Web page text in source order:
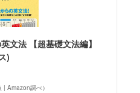
文法 【超基礎文法編】
)
Amazon調べ）